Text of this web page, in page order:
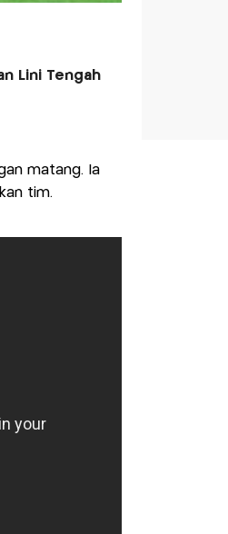
Lini Tengah
matang. Ia
tim.